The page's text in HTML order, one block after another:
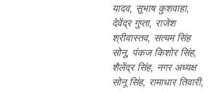
यादव, सुभाष कुशवाहा,
देवेंद्र गुप्ता, राजेश
श्रीवास्तव, सत्यम सिंह
सोनू, पंकज किशोर सिंह,
शैलेंद्र सिंह, नगर अध्यक्ष
सोनू सिंह, रामाधार तिवारी,